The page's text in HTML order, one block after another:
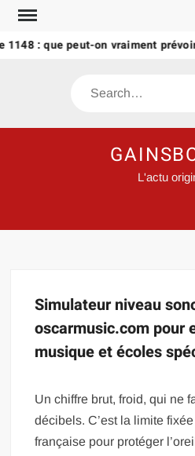
Skip
content
1148 : que peut-on vraiment
Search
L'actu
Simulateur niveau
oscarmusic.com pour
musique et écoles
Un chiffre brut, froid, qui ne
décibels. C’est la limite
française pour protéger